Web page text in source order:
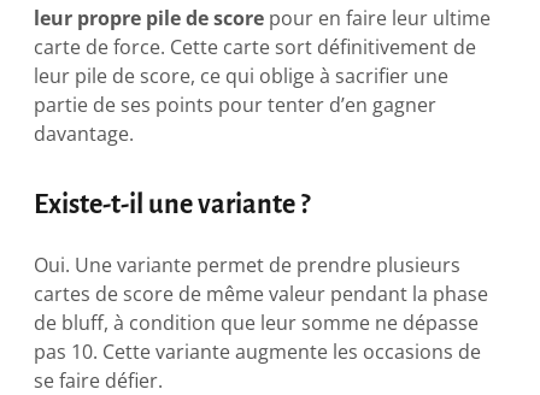
leur propre pile de score pour en faire leur ultime
carte de force. Cette carte sort définitivement de
leur pile de score, ce qui oblige à sacrifier une
partie de ses points pour tenter d’en gagner
davantage.
Existe-t-il une variante ?
Oui. Une variante permet de prendre plusieurs
cartes de score de même valeur pendant la phase
de bluff, à condition que leur somme ne dépasse
pas 10. Cette variante augmente les occasions de
se faire défier.